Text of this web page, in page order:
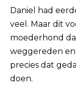
Daniel had
veel. Maar dit
moederhond
weggereden en
precies dat
doen.